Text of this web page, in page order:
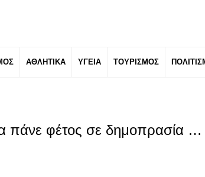
ΑΘΛΗΤΙΚΑ ΥΓΕΙΑ ΤΟΥΡΙΣΜΟΣ
πάνε φέτος σε δημοπρασία …